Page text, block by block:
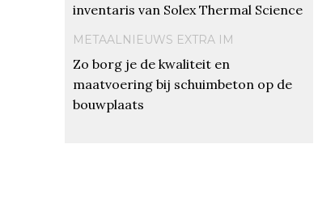
inventaris van Solex Thermal Science
METAALNIEUWS EXTRA IM
Zo borg je de kwaliteit en
maatvoering bij schuimbeton op de
bouwplaats